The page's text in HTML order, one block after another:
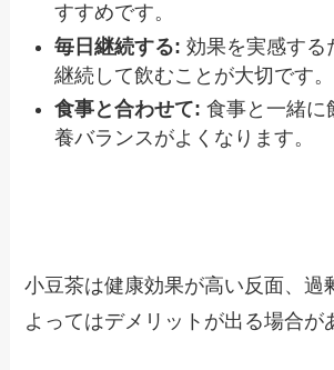
すすめです。
毎日継続する: 効果を実感する
継続して飲むことが大切です。
食事と合わせて: 食事と一緒に
養バランスがよくなります。
小豆茶は健康効果が高い反面、過
よってはデメリットが出る場合が